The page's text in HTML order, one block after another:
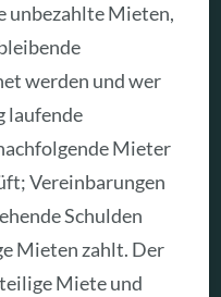
unbezahlte Mieten,
werden und wer
laufende
Mieter
Vereinbarungen
Schulden
Mieten zahlt. Der
Miete und